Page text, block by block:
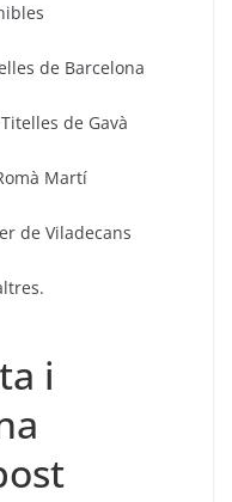
de Barcelona
de Gavà
Martí
de Viladecans
i